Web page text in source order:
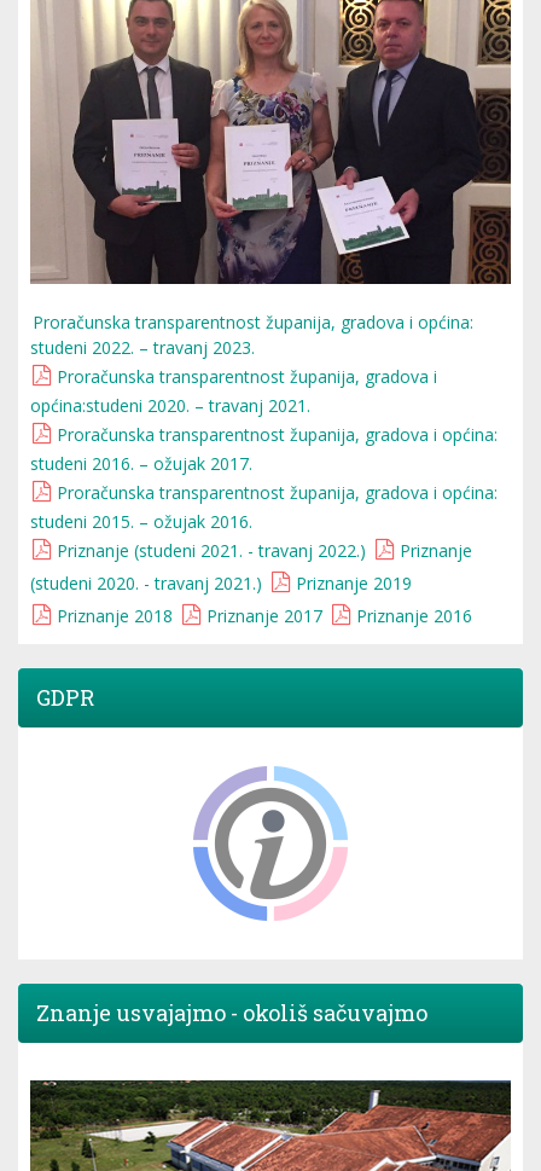
Proračunska transparentnost županija, gradova i općina:
studeni 2022. – travanj 2023.
Proračunska transparentnost županija, gradova i
općina:studeni 2020. – travanj 2021.
Proračunska transparentnost županija, gradova i općina:
studeni 2016. – ožujak 2017.
Proračunska transparentnost županija, gradova i općina:
studeni 2015. – ožujak 2016.
Priznanje (studeni 2021. - travanj 2022.)
Priznanje
(studeni 2020. - travanj 2021.)
Priznanje 2019
Priznanje 2018
Priznanje 2017 Priznanje 2016
GDPR
Znanje usvajajmo - okoliš sačuvajmo